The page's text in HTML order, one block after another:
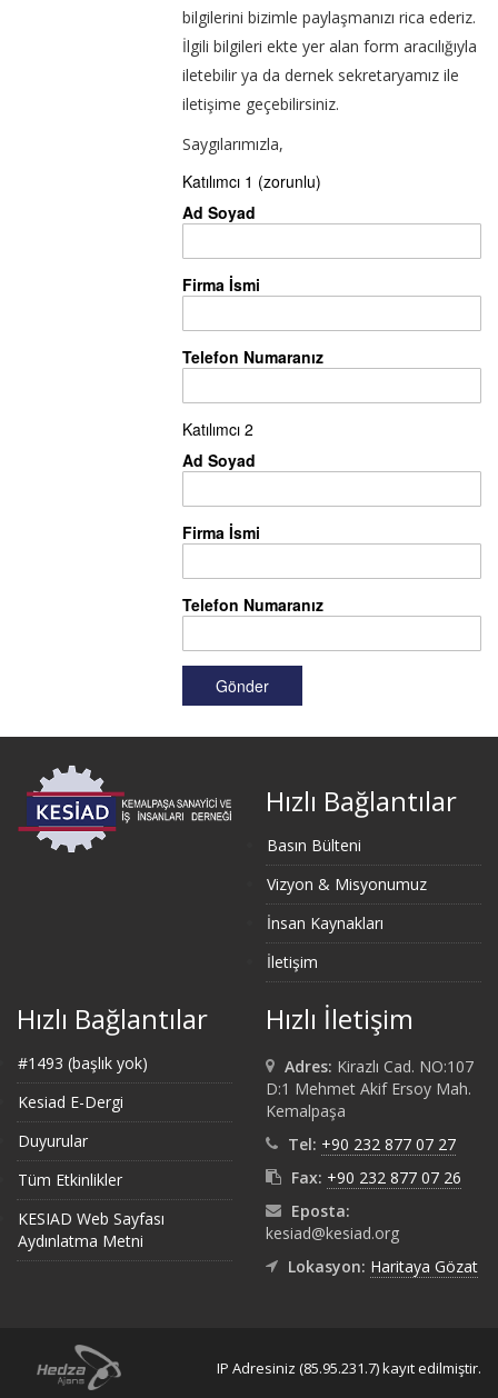
bilgilerini bizimle paylaşmanızı rica ederiz.
İlgili bilgileri ekte yer alan form aracılığıyla
iletebilir ya da dernek sekretaryamız ile
iletişime geçebilirsiniz.
Saygılarımızla,
Katılımcı 1 (zorunlu)
Ad Soyad
Firma İsmi
Telefon Numaranız
Katılımcı 2
Ad Soyad
Firma İsmi
Telefon Numaranız
Hızlı Bağlantılar
Basın Bülteni
Vizyon & Misyonumuz
İnsan Kaynakları
İletişim
Hızlı Bağlantılar
#1493 (başlık yok)
Kesiad E-Dergi
Duyurular
Tüm Etkinlikler
KESIAD Web Sayfası
Aydınlatma Metni
Hızlı İletişim
Adres: Kirazlı Cad. NO:107
D:1 Mehmet Akif Ersoy Mah.
Kemalpaşa
Tel: +90 232 877 07 27
Fax: +90 232 877 07 26
Eposta:
kesiad@kesiad.org
Lokasyon: Haritaya Gözat
IP Adresiniz (85.95.231.7) kayıt edilmiştir.